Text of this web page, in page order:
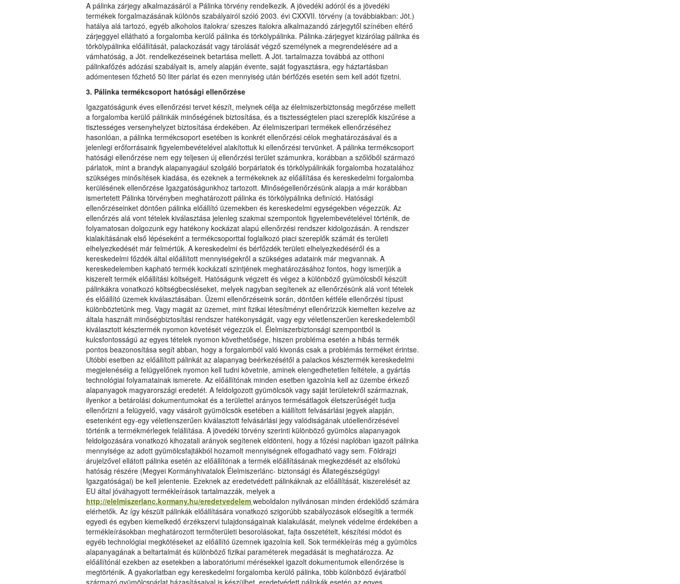
A pálinka zárjegy alkalmazásáról a Pálinka törvény rendelkezik. A jövedéki adóról és a jövedéki
termékek forgalmazásának különös szabályairól szóló 2003. évi CXXVII. törvény (a továbbiakban: Jöt.)
hatálya alá tartozó, egyéb alkoholos italokra/ szeszes italokra alkalmazandó zárjegytől színében eltérő
zárjeggyel ellátható a forgalomba kerülő pálinka és törkölypálinka. Pálinka-zárjegyet kizárólag pálinka és
törkölypálinka előállítását, palackozását vagy tárolását végző személynek a megrendelésére ad a
vámhatóság, a Jöt. rendelkezéseinek betartása mellett. A Jöt. tartalmazza továbbá az otthoni
pálinkafőzés adózási szabályait is, amely alapján évente, saját fogyasztásra, egy háztartásban
adómentesen főzhető 50 liter párlat és ezen mennyiség után bérfőzés esetén sem kell adót fizetni.
3. Pálinka termékcsoport hatósági ellenőrzése
Igazgatóságunk éves ellenőrzési tervet készít, melynek célja az élelmiszerbiztonság megőrzése mellett
a forgalomba kerülő pálinkák minőségének biztosítása, és a tisztességtelen piaci szereplők kiszűrése a
tisztességes versenyhelyzet biztosítása érdekében. Az élelmiszeripari termékek ellenőrzéséhez
hasonlóan, a pálinka termékcsoport esetében is konkrét ellenőrzési célok meghatározásával és a
jelenlegi erőforrásaink figyelembevételével alakítottuk ki ellenőrzési tervünket. A pálinka termékcsoport
hatósági ellenőrzése nem egy teljesen új ellenőrzési terület számunkra, korábban a szőlőből származó
párlatok, mint a brandyk alapanyagául szolgáló borpárlatok és törkölypálinkák forgalomba hozatalához
szükséges minősítések kiadása, és ezeknek a termékeknek az előállítása és kereskedelmi forgalomba
kerülésének ellenőrzése Igazgatóságunkhoz tartozott. Minőségellenőrzésünk alapja a már korábban
ismertetett Pálinka törvényben meghatározott pálinka és törkölypálinka definíció. Hatósági
ellenőrzéseinket döntően pálinka előállító üzemekben és kereskedelmi egységekben végezzük. Az
ellenőrzés alá vont tételek kiválasztása jelenleg szakmai szempontok figyelembevételével történik, de
folyamatosan dolgozunk egy hatékony kockázat alapú ellenőrzési rendszer kidolgozásán. A rendszer
kialakításának első lépéseként a termékcsoporttal foglalkozó piaci szereplők számát és területi
elhelyezkedését már felmértük. A kereskedelmi és bérfőzdék területi elhelyezkedéséről és a
kereskedelmi főzdék által előállított mennyiségekről a szükséges adataink már megvannak. A
kereskedelemben kapható termék kockázati szintjének meghatározásához fontos, hogy ismerjük a
kiszerelt termék előállítási költségeit. Hatóságunk végzett és végez a különböző gyümölcsből készült
pálinkákra vonatkozó költségbecsléseket, melyek nagyban segítenek az ellenőrzésünk alá vont tételek
és előállító üzemek kiválasztásában. Üzemi ellenőrzéseink során, döntően kétféle ellenőrzési típust
különböztetünk meg. Vagy magát az üzemet, mint fizikai létesítményt ellenőrizzük kiemelten kezelve az
általa használt minőségbiztosítási rendszer hatékonyságát, vagy egy véletlenszerűen kereskedelemből
kiválasztott késztermék nyomon követését végezzük el. Élelmiszerbiztonsági szempontból is
kulcsfontosságú az egyes tételek nyomon követhetősége, hiszen probléma esetén a hibás termék
pontos beazonosítása segít abban, hogy a forgalomból való kivonás csak a problémás terméket érintse.
Utóbbi esetben az előállított pálinkát az alapanyag beérkezésétől a palackos késztermék kereskedelmi
megjelenéséig a felügyelőnek nyomon kell tudni követnie, aminek elengedhetetlen feltétele, a gyártás
technológiai folyamatainak ismerete. Az előállítónak minden esetben igazolnia kell az üzembe érkező
alapanyagok magyarországi eredetét. A feldolgozott gyümölcsök vagy saját területekről származnak,
ilyenkor a betárolási dokumentumokat és a területtel arányos termésátlagok életszerűségét tudja
ellenőrizni a felügyelő, vagy vásárolt gyümölcsök esetében a kiállított felvásárlási jegyek alapján,
esetenként egy-egy véletlenszerűen kiválasztott felvásárlási jegy valódiságának utóellenőrzésével
történik a termékmérlegek felállítása. A jövedéki törvény szerinti különböző gyümölcs alapanyagok
feldolgozására vonatkozó kihozatali arányok segítenek eldönteni, hogy a főzési naplóban igazolt pálinka
mennyisége az adott gyümölcsfajtákból hozamolt mennyiségnek elfogadható vagy sem. Földrajzi
árujelzővel ellátott pálinka esetén az előállítónak a termék előállításának megkezdését az elsőfokú
hatóság részére (Megyei Kormányhivatalok Élelmiszerlánc- biztonsági és Állategészségügyi
Igazgatóságai) be kell jelentenie. Ezeknek az eredetvédett pálinkáknak az előállítását, kiszerelését az
EU által jóváhagyott termékleírások tartalmazzák, melyek a
http://elelmiszerlanc.kormany.hu/eredetvedelem weboldalon nyilvánosan minden érdeklődő számára
elérhetők. Az így készült pálinkák előállítására vonatkozó szigorúbb szabályozások elősegítik a termék
egyedi és egyben kiemelkedő érzékszervi tulajdonságainak kialakulását, melynek védelme érdekében a
termékleírásokban meghatározott termőterületi besorolásokat, fajta összetételt, készítési módot és
egyéb technológiai megkötéseket az előállító üzemnek igazolnia kell. Sok termékleírás még a gyümölcs
alapanyagának a beltartalmát és különböző fizikai paraméterek megadását is meghatározza. Az
előállítónál ezekben az esetekben a laboratóriumi mérésekkel igazolt dokumentumok ellenőrzése is
megtörténik. A gyakorlatban egy kereskedelmi forgalomba kerülő pálinka, több különböző évjáratból